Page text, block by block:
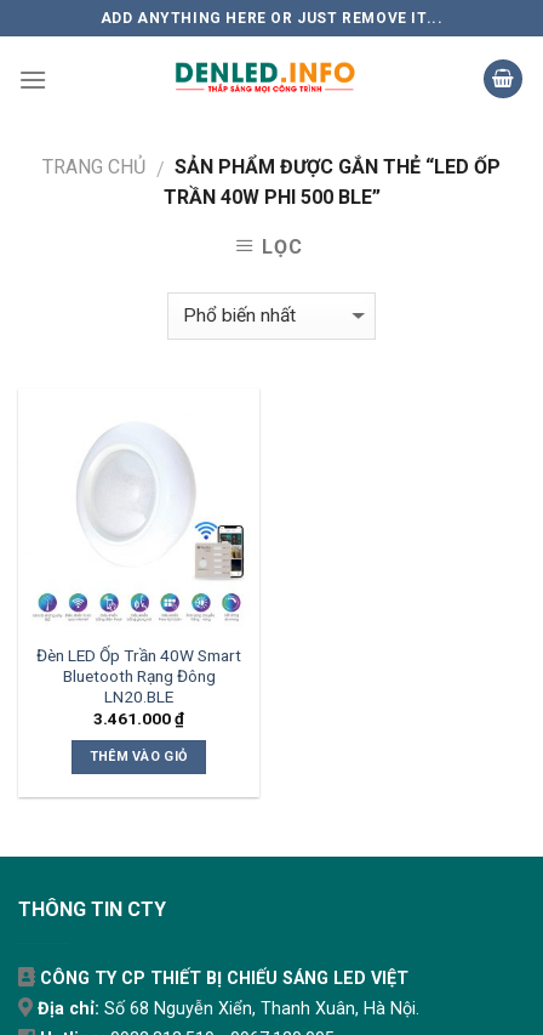
to
content
ADD ANYTHING HERE OR JUST REMOVE IT...
TRANG CHỦ / SẢN PHẨM ĐƯỢC GẮN THẺ “LED ỐP
TRẦN 40W PHI 500 BLE”
LỌC
Đèn LED Ốp Trần 40W Smart
Bluetooth Rạng Đông
LN20.BLE
3.461.000₫
THÊM VÀO GIỎ
THÔNG TIN CTY
CÔNG TY CP THIẾT BỊ CHIẾU SÁNG LED VIỆT
Địa chỉ: Số 68 Nguyễn Xiển, Thanh Xuân, Hà Nội.